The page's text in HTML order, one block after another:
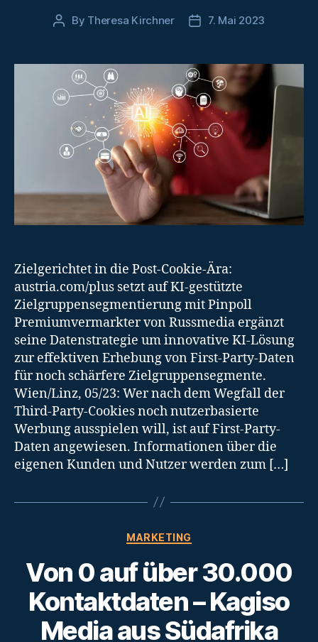
Post
By Theresa Kirchner
Post7. Mai 2023
Zielgerichtet in die Post-Cookie-Ära:
austria.com/plus setzt auf KI-gestützte
Zielgruppensegmentierung mit Pinpoll
Premiumvermarkter von Russmedia ergänzt
seine Datenstrategie um innovative KI-Lösung
zur effektiven Erhebung von First-Party-Daten
für noch schärfere Zielgruppensegmente.
Wien/Linz, 05/23: Wer nach dem Wegfall der
Third-Party-Cookies noch nutzerbasierte
Werbung ausspielen will, ist auf First-Party-
Daten angewiesen. Informationen über die
eigenen Kunden und Nutzer werden zum […]
Categories
MARKETING
Von 0 auf über 30.000
Kontaktdaten – Kagiso
Media aus Südafrika